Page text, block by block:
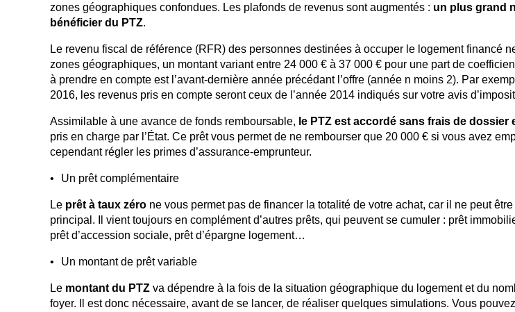
zones géographiques confondues. Les plafonds de revenus sont augmentés : un plus grand
bénéficier du PTZ.
Le revenu fiscal de référence (RFR) des personnes destinées à occuper le logement financé
zones géographiques, un montant variant entre 24 000 € à 37 000 € pour une part de
à prendre en compte est l’avant-dernière année précédant l’offre (année n moins 2). Par
2016, les revenus pris en compte seront ceux de l’année 2014 indiqués sur votre avis
Assimilable à une avance de fonds remboursable, le PTZ est accordé sans frais de dossier
pris en charge par l’État. Ce prêt vous permet de ne rembourser que 20 000 € si vous avez
cependant régler les primes d’assurance-emprunteur.
Un prêt complémentaire
Le prêt à taux zéro ne vous permet pas de financer la totalité de votre achat, car il ne peut
principal. Il vient toujours en complément d’autres prêts, qui peuvent se cumuler : prêt
prêt d’accession sociale, prêt d’épargne logement…
Un montant de prêt variable
Le montant du PTZ va dépendre à la fois de la situation géographique du logement et du
foyer. Il est donc nécessaire, avant de se lancer, de réaliser quelques simulations. Vous